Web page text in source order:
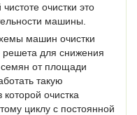
очистки это
машины.
машин очистки
решета для снижения
семян от площади
такую
очистка
циклу с постоянной